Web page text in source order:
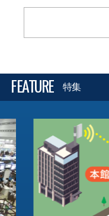
FEATURE 特集